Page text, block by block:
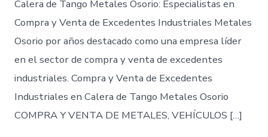
Calera de Tango Metales Osorio: Especialistas en
Compra y Venta de Excedentes Industriales Metales
Osorio por años destacado como una empresa líder
en el sector de compra y venta de excedentes
industriales. Compra y Venta de Excedentes
Industriales en Calera de Tango Metales Osorio
COMPRA Y VENTA DE METALES, VEHÍCULOS […]